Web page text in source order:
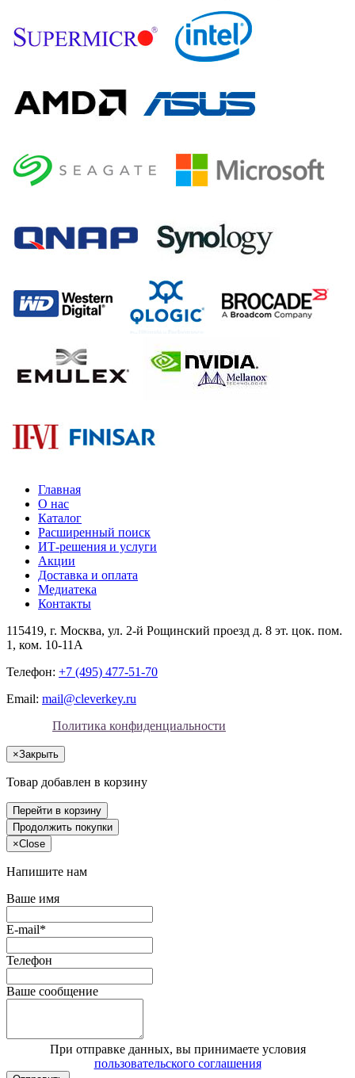
Главная
О нас
Каталог
Расширенный поиск
ИТ-решения и услуги
Акции
Доставка и оплата
Медиатека
Контакты
115419, г. Москва, ул. 2-й Рощинский проезд д. 8 эт. цок. пом.
1, ком. 10-11А
Телефон: +7 (495) 477-51-70
Email: mail@cleverkey.ru
Политика конфиденциальности
×Закрыть
Товар добавлен в корзину
Перейти в корзину
Продолжить покупки
×Close
Напишите нам
Ваше имя
E-mail*
Телефон
Ваше сообщение
При отправке данных, вы принимаете условия
пользовательского соглашения